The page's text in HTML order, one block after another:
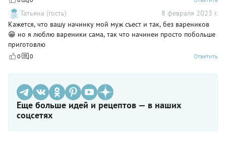
Татьяна (гость)
8 февраля 2023 г.
Кажется, что вашу начинку мой муж съест и так, без вареников
😁 но я люблю вареники сама, так что начинеи просто побольше
приготовлю
0 0 Ответить
Еще больше идей и рецептов — в наших
соцсетях